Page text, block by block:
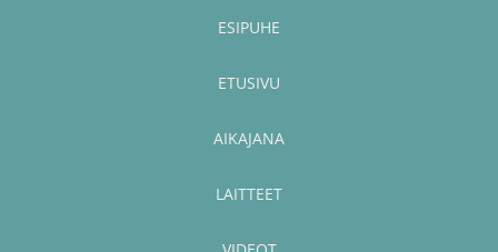
ESIPUHE
ETUSIVU
AIKAJANA
LAITTEET